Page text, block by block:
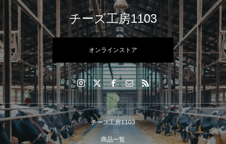
チーズ工房1103
オンラインストア
チーズ工房1103
商品一覧